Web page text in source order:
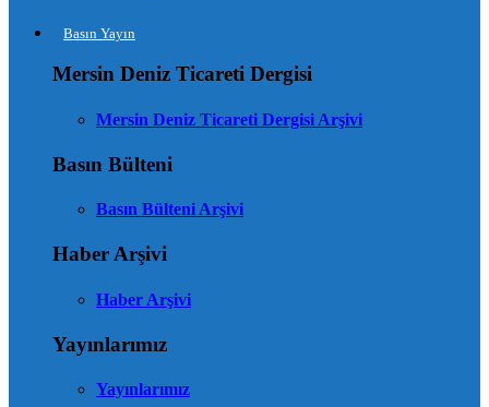
Basın Yayın
Mersin Deniz Ticareti Dergisi
Mersin Deniz Ticareti Dergisi Arşivi
Basın Bülteni
Basın Bülteni Arşivi
Haber Arşivi
Haber Arşivi
Yayınlarımız
Yayınlarımız